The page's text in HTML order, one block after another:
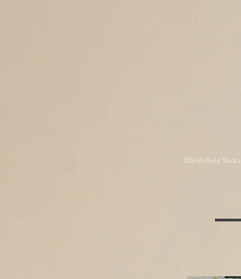
©SmileStyle Studio